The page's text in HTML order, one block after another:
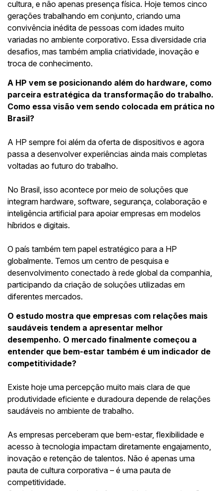
cultura, e não apenas presença física. Hoje temos cinco
gerações trabalhando em conjunto, criando uma
convivência inédita de pessoas com idades muito
variadas no ambiente corporativo. Essa diversidade cria
desafios, mas também amplia criatividade, inovação e
troca de conhecimento.
A HP vem se posicionando além do hardware, como
parceira estratégica da transformação do trabalho.
Como essa visão vem sendo colocada em prática no
Brasil?
A HP sempre foi além da oferta de dispositivos e agora
passa a desenvolver experiências ainda mais completas
voltadas ao futuro do trabalho.
No Brasil, isso acontece por meio de soluções que
integram hardware, software, segurança, colaboração e
inteligência artificial para apoiar empresas em modelos
híbridos e digitais.
O país também tem papel estratégico para a HP
globalmente. Temos um centro de pesquisa e
desenvolvimento conectado à rede global da companhia,
participando da criação de soluções utilizadas em
diferentes mercados.
O estudo mostra que empresas com relações mais
saudáveis tendem a apresentar melhor
desempenho. O mercado finalmente começou a
entender que bem-estar também é um indicador de
competitividade?
Existe hoje uma percepção muito mais clara de que
produtividade eficiente e duradoura depende de relações
saudáveis no ambiente de trabalho.
As empresas perceberam que bem-estar, flexibilidade e
acesso à tecnologia impactam diretamente engajamento,
inovação e retenção de talentos. Não é apenas uma
pauta de cultura corporativa – é uma pauta de
competitividade.